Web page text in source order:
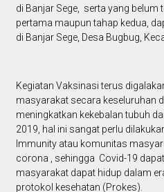
di Banjar Sege, serta yang belum
pertama maupun tahap kedua,
di Banjar Sege, Desa Bugbug,
Kegiatan Vaksinasi terus
masyarakat secara keseluruhan
meningkatkan kekebalan tubuh
2019, hal ini sangat perlu
Immunity atau komunitas
corona , sehingga Covid-19
masyarakat dapat hidup dalam
protokol kesehatan (Prokes).